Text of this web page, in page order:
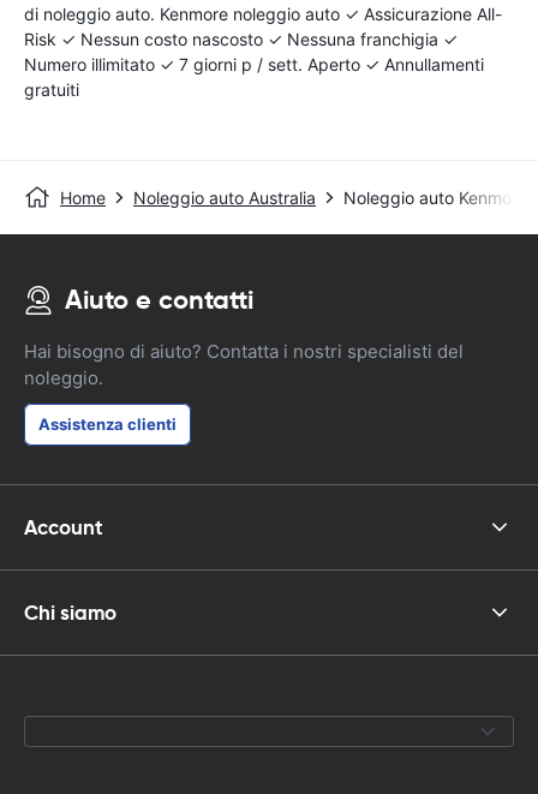
di noleggio auto. Kenmore noleggio auto ✓ Assicurazione All-
Risk ✓ Nessun costo nascosto ✓ Nessuna franchigia ✓
Numero illimitato ✓ 7 giorni p / sett. Aperto ✓ Annullamenti
gratuiti
Home Noleggio auto Australia Noleggio auto Kenmore
Aiuto e contatti
Hai bisogno di aiuto? Contatta i nostri specialisti del
noleggio.
Assistenza clienti
Account
Chi siamo